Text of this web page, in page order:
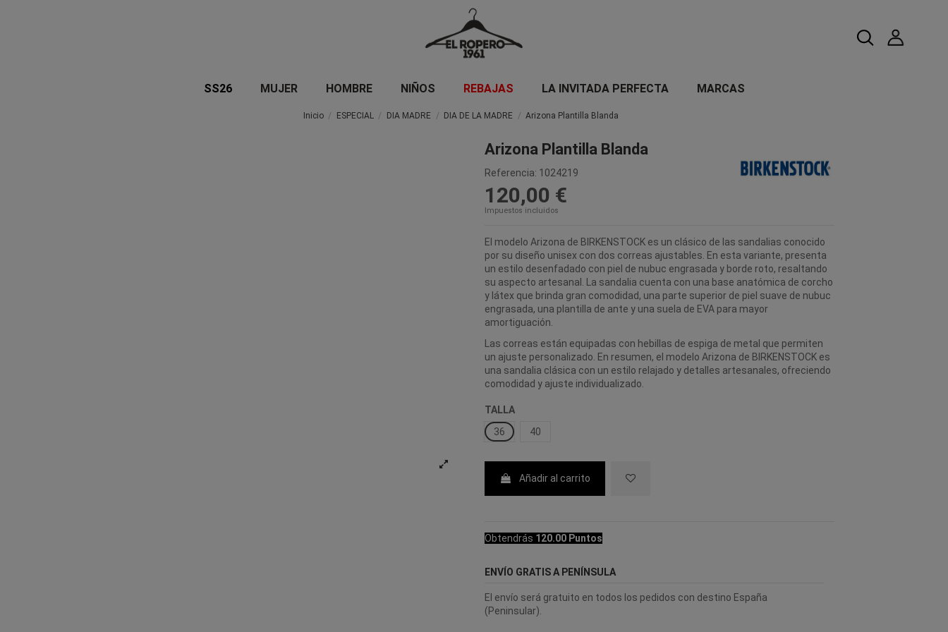
SS26 MUJER HOMBRE NIÑOS REBAJAS LA INVITADA PERFECTA MARCAS
Inicio ESPECIAL DIA MADRE DIA DE LA MADRE Arizona Plantilla Blanda
Arizona Plantilla Blanda
Referencia: 1024219
120,00 €
Impuestos incluidos
El modelo Arizona de BIRKENSTOCK es un clásico de las sandalias conocido
por su diseño unisex con dos correas ajustables. En esta variante, presenta
un estilo desenfadado con piel de nubuc engrasada y borde roto, resaltando
su aspecto artesanal. La sandalia cuenta con una base anatómica de corcho
y látex que brinda gran comodidad, una parte superior de piel suave de nubuc
engrasada, una plantilla de ante y una suela de EVA para mayor
amortiguación.
Las correas están equipadas con hebillas de espiga de metal que permiten
un ajuste personalizado. En resumen, el modelo Arizona de BIRKENSTOCK es
una sandalia clásica con un estilo relajado y detalles artesanales, ofreciendo
comodidad y ajuste individualizado.
TALLA
36
40
Añadir al carrito
Obtendrás 120.00 Puntos
ENVÍO GRATIS A PENÍNSULA
El envío será gratuito en todos los pedidos con destino España
(Peninsular).